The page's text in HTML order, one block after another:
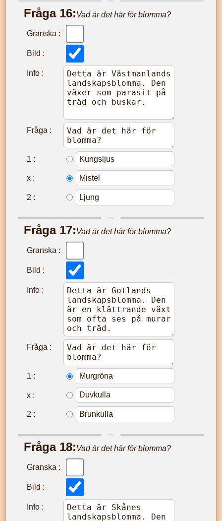
Fråga 16:Vad är det här för blomma?
Granska :
Bild :
Info :
Fråga :
1 :
x :
2 :
Fråga 17:Vad är det här för blomma?
Granska :
Bild :
Info :
Fråga :
1 :
x :
2 :
Fråga 18:Vad är det här för blomma?
Granska :
Bild :
Info :